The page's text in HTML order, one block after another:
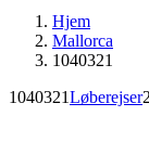
Hjem
Mallorca
1040321
1040321Løberejser